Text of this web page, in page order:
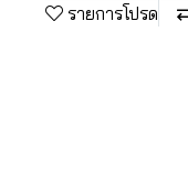
รายการโปรด